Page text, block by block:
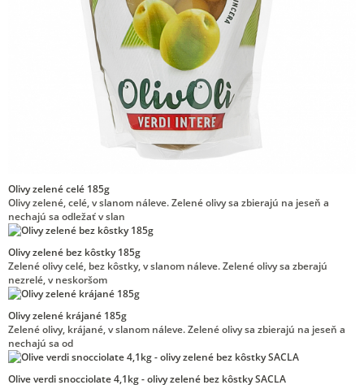
Olivy zelené celé 185g
Olivy zelené, celé, v slanom náleve. Zelené olivy sa zbierajú na jeseň a
nechajú sa odležať v slan
Olivy zelené bez kôstky 185g
Zelené olivy celé, bez kôstky, v slanom náleve. Zelené olivy sa zberajú
nezrelé, v neskoršom
Olivy zelené krájané 185g
Zelené olivy, krájané, v slanom náleve. Zelené olivy sa zbierajú na jeseň a
nechajú sa od
Olive verdi snocciolate 4,1kg - olivy zelené bez kôstky SACLA